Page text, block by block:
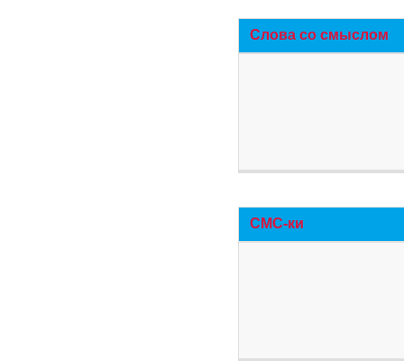
Слова со смыслом
СМС-ки